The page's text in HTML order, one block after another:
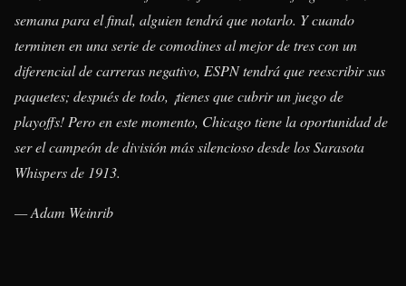
semana para el final, alguien tendrá que notarlo. Y cuando
terminen en una serie de comodines al mejor de tres con un
diferencial de carreras negativo, ESPN tendrá que reescribir sus
paquetes; después de todo, ¡tienes que cubrir un juego de
playoffs! Pero en este momento, Chicago tiene la oportunidad de
ser el campeón de división más silencioso desde los Sarasota
Whispers de 1913.
— Adam Weinrib